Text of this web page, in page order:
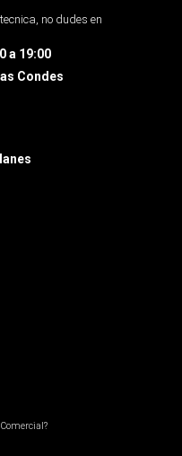
no dudes en
a 19:00
Condes